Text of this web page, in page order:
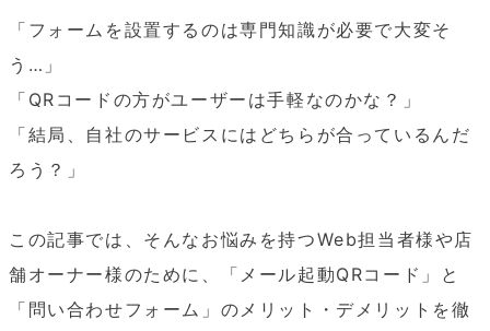
「フォームを設置するのは専門知識が必要で大変そ
う…」
「QRコードの方がユーザーは手軽なのかな？」
「結局、自社のサービスにはどちらが合っているんだ
ろう？」
この記事では、そんなお悩みを持つWeb担当者様や店
舗オーナー様のために、「メール起動QRコード」と
「問い合わせフォーム」のメリット・デメリットを徹